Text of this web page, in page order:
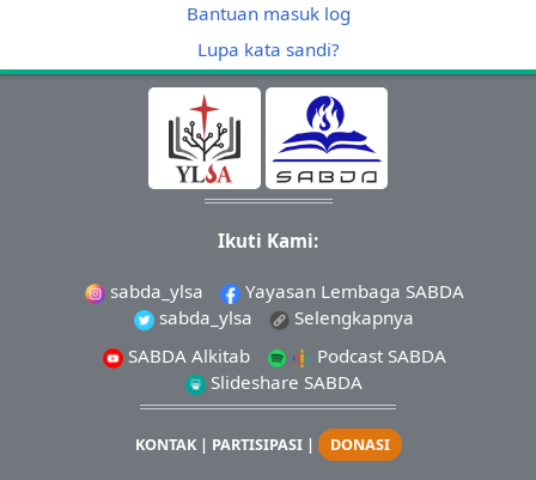
Bantuan masuk log
Lupa kata sandi?
Ikuti Kami:
sabda_ylsa
Yayasan Lembaga SABDA
sabda_ylsa
Selengkapnya
SABDA Alkitab
Podcast SABDA
Slideshare SABDA
KONTAK| PARTISIPASI| DONASI